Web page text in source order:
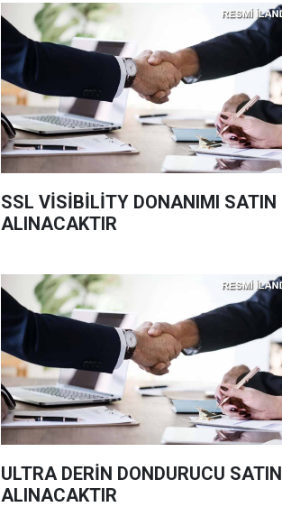
SSL VİSİBİLİTY DONANIMI SATIN
ALINACAKTIR
ULTRA DERİN DONDURUCU SATIN
ALINACAKTIR